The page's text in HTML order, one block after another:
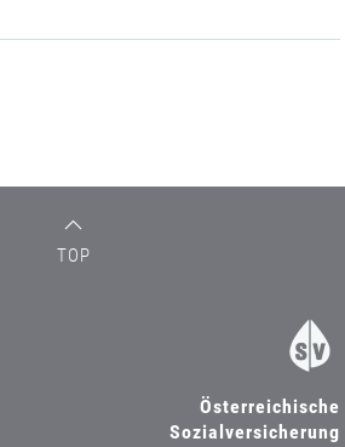
TOP
Österreichische
Sozialversicherung